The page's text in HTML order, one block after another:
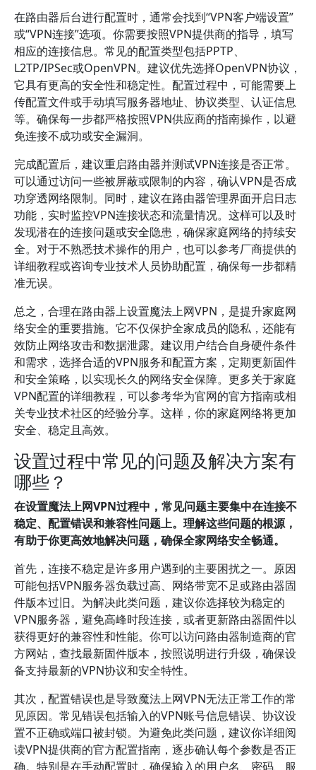
在路由器后台进行配置时，通常会找到“VPN客户端设置”
或“VPN连接”选项。你需要按照VPN提供商的指导，填写
相应的连接信息。常见的配置类型包括PPTP、
L2TP/IPSec或OpenVPN。建议优先选择OpenVPN协议，
它具有更高的安全性和稳定性。配置过程中，可能需要上
传配置文件或手动填写服务器地址、协议类型、认证信息
等。确保每一步都严格按照VPN供应商的指南操作，以避
免连接不成功或安全漏洞。
完成配置后，建议重启路由器并测试VPN连接是否正常。
可以通过访问一些被屏蔽或限制的内容，确认VPN是否成
功穿透网络限制。同时，建议在路由器管理界面开启日志
功能，实时监控VPN连接状态和流量情况。这样可以及时
发现潜在的连接问题或安全隐患，确保家庭网络的持续安
全。对于不熟悉技术操作的用户，也可以参考厂商提供的
详细教程或咨询专业技术人员协助配置，确保每一步都精
准无误。
总之，合理在路由器上设置魔法上网VPN，是提升家庭网
络安全的重要措施。它不仅保护全家成员的隐私，还能有
效防止网络攻击和数据泄露。建议用户结合自身硬件条件
和需求，选择合适的VPN服务和配置方案，定期更新固件
和安全策略，以实现长久的网络安全保障。更多关于家庭
VPN配置的详细教程，可以参考华为官网的官方指南或相
关专业技术社区的经验分享。这样，你的家庭网络将更加
安全、稳定且高效。
设置过程中常见的问题及解决方案有
哪些？
在设置魔法上网VPN过程中，常见问题主要集中在连接不
稳定、配置错误和兼容性问题上。理解这些问题的根源，
有助于你更高效地解决问题，确保全家网络安全畅通。
首先，连接不稳定是许多用户遇到的主要困扰之一。原因
可能包括VPN服务器负载过高、网络带宽不足或路由器固
件版本过旧。为解决此类问题，建议你选择较为稳定的
VPN服务器，避免高峰时段连接，或者更新路由器固件以
获得更好的兼容性和性能。你可以访问路由器制造商的官
方网站，查找最新固件版本，按照说明进行升级，确保设
备支持最新的VPN协议和安全特性。
其次，配置错误也是导致魔法上网VPN无法正常工作的常
见原因。常见错误包括输入的VPN账号信息错误、协议设
置不正确或端口被封锁。为避免此类问题，建议你详细阅
读VPN提供商的官方配置指南，逐步确认每个参数是否正
确。特别是在手动配置时，确保输入的用户名、密码、服